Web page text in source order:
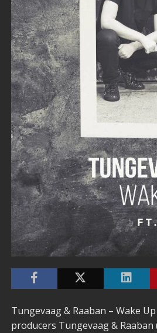
Tungevaag & Raaban – Wake
producers Tungevaag &